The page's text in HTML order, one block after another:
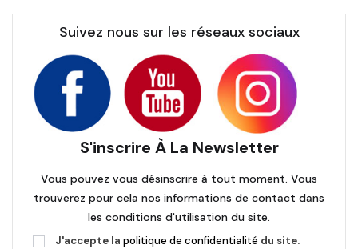
Suivez nous sur les réseaux sociaux
S'inscrire À La Newsletter
Vous pouvez vous désinscrire à tout moment. Vous
trouverez pour cela nos informations de contact dans
les conditions d'utilisation du site.
J'accepte la politique de confidentialité du site.